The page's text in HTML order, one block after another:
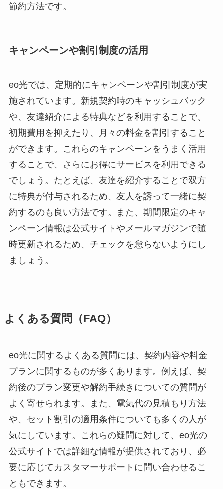
節約方法です。
キャンペーンや割引制度の活用
eo光では、定期的にキャンペーンや割引制度が実
施されています。新規契約時のキャッシュバック
や、友達紹介による特典などを利用することで、
初期費用を抑えたり、月々の料金を割引すること
ができます。これらのキャンペーンをうまく活用
することで、さらにお得にサービスを利用できる
でしょう。たとえば、友達を紹介することで双方
に特典が付与されるため、友人を誘って一緒に契
約するのも良い方法です。また、期間限定のキャ
ンペーン情報は公式サイトやメールマガジンで随
時更新されるため、チェックを怠らないようにし
ましょう。
よくある質問（FAQ）
eo光に関するよくある質問には、契約内容や料金
プランに関するものが多くあります。例えば、契
約後のプラン変更や解約手続きについての質問が
よく寄せられます。また、電気代の見積もり方法
や、セット割引の適用条件についても多くの人が
気にしています。これらの疑問に対して、eo光の
公式サイトでは詳細な情報が提供されており、必
要に応じてカスタマーサポートに問い合わせるこ
ともできます。